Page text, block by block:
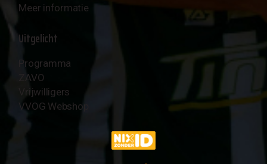
Meer informatie
Uitgelicht
Programma
ZAVO
Vrijwilligers
VVOG Webshop